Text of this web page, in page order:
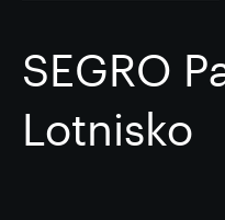
Submit
search
Popularne wyszukiwanie
SEGRO
Lotnisko